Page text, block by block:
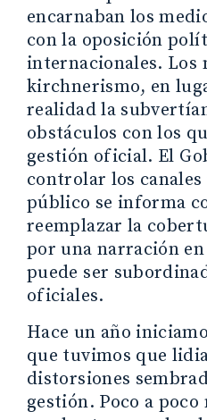
encarnaban los
con la oposición
internacionales. Los
kirchnerismo, en
realidad la
obstáculos con los
gestión oficial. El
controlar los
público se informa
reemplazar la
por una narración
puede ser
oficiales.
Hace un año
que tuvimos que
distorsiones
gestión. Poco a